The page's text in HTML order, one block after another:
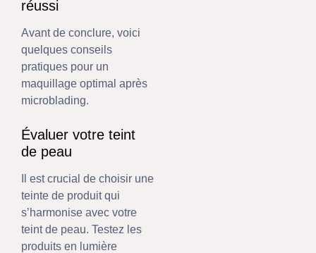
réussi
Avant de conclure, voici
quelques conseils
pratiques pour un
maquillage optimal après
microblading.
Évaluer votre teint
de peau
Il est crucial de choisir une
teinte de produit qui
s’harmonise avec votre
teint de peau. Testez les
produits en lumière